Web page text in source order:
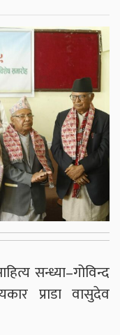
सन्ध्या–गोविन्द
प्राडा वासुदेव